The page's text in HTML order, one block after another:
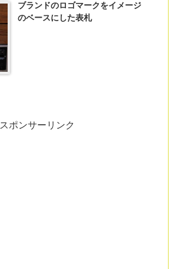
ブランドのロゴマークをイメージ
のベースにした表札
スポンサーリンク